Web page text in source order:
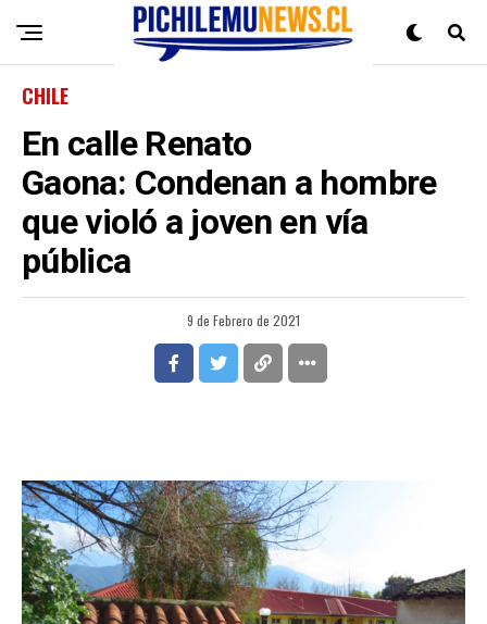
CHILE
En calle Renato
Gaona: Condenan a hombre
que violó a joven en vía
pública
9 de Febrero de 2021